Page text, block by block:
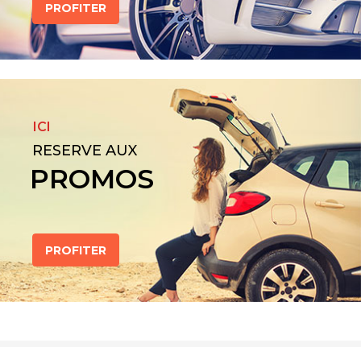
PROFITER
ICI
RESERVE AUX
PROMOS
PROFITER